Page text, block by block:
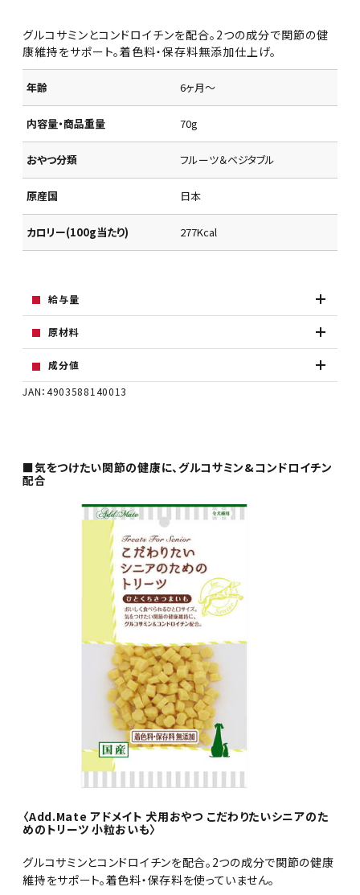
グルコサミンとコンドロイチンを配合。2つの成分で関節の健
康維持をサポート。着色料・保存料無添加仕上げ。
年齢 6ヶ月～
内容量・商品重量 70g
おやつ分類 フルーツ＆ベジタブル
原産国 日本
カロリー(100g当たり) 277Kcal
給与量
原材料
成分値
JAN：4903588140013
■気をつけたい関節の健康に、グルコサミン&コンドロイチン
配合
〈Add.Mate アドメイト 犬用おやつ こだわりたいシニアのた
めのトリーツ 小粒おいも〉
グルコサミンとコンドロイチンを配合。2つの成分で関節の健康
維持をサポート。着色料・保存料を使っていません。